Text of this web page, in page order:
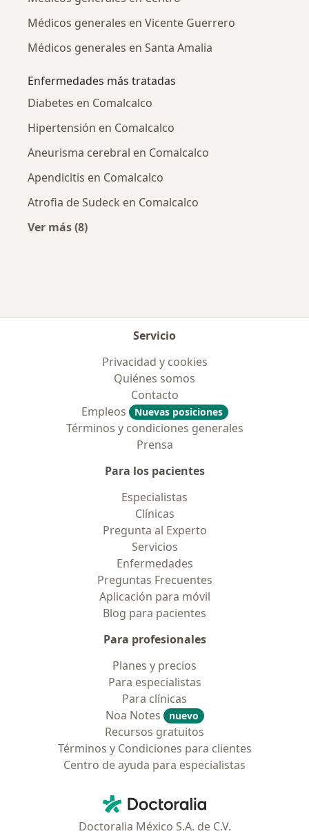
Médicos generales en Vicente Guerrero
Médicos generales en Santa Amalia
Enfermedades más tratadas
Diabetes en Comalcalco
Hipertensión en Comalcalco
Aneurisma cerebral en Comalcalco
Apendicitis en Comalcalco
Atrofia de Sudeck en Comalcalco
Ver más (8)
Servicio
Privacidad y cookies
Quiénes somos
Contacto
Empleos
Nuevas posiciones
Términos y condiciones generales
Prensa
Para los pacientes
Especialistas
Clínicas
Pregunta al Experto
Servicios
Enfermedades
Preguntas Frecuentes
Aplicación para móvil
Blog para pacientes
Para profesionales
Planes y precios
Para especialistas
Para clínicas
Noa Notes
nuevo
Recursos gratuitos
Términos y Condiciones para clientes
Centro de ayuda para especialistas
Doctoralia - Página de inicio
Doctoralia México S.A. de C.V.